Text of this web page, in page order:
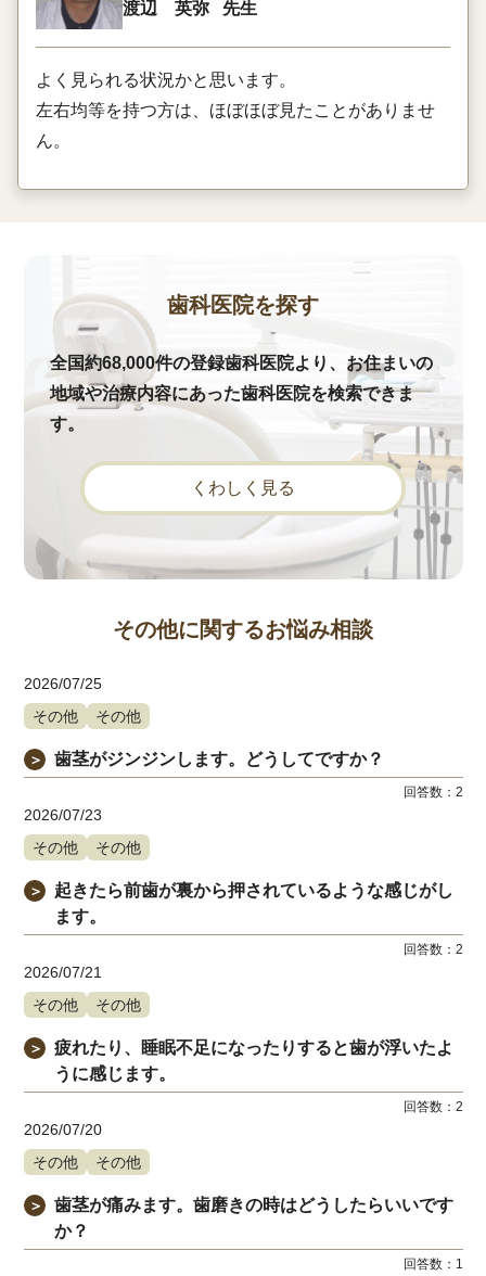
渡辺 英弥 先生
よく見られる状況かと思います。
左右均等を持つ方は、ほぼほぼ見たことがありませ
ん。
歯科医院を探す
全国約68,000件の登録歯科医院より、お住まいの
地域や治療内容にあった歯科医院を検索できま
す。
くわしく見る
その他に関するお悩み相談
2026/07/25
その他
その他
＞ 歯茎がジンジンします。どうしてですか？
回答数： 2
2026/07/23
その他
その他
＞
起きたら前歯が裏から押されているような感じがし
ます。
回答数： 2
2026/07/21
その他
その他
＞
疲れたり、睡眠不足になったりすると歯が浮いたよ
うに感じます。
回答数： 2
2026/07/20
その他
その他
＞
歯茎が痛みます。歯磨きの時はどうしたらいいです
か？
回答数： 1